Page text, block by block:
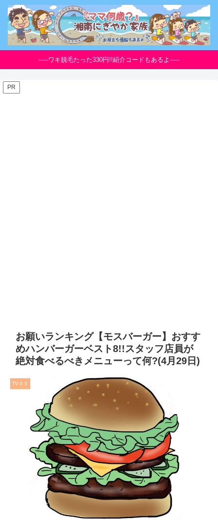
-----ワキ脱毛たった330円!!紹介コードもあるよ-----
PR
お願いランキング【モスバーガー】おすす
めハンバーガーベスト8!!スタッフ店員が
絶対食べるべきメニューって何?(4月29日)
TVネタ